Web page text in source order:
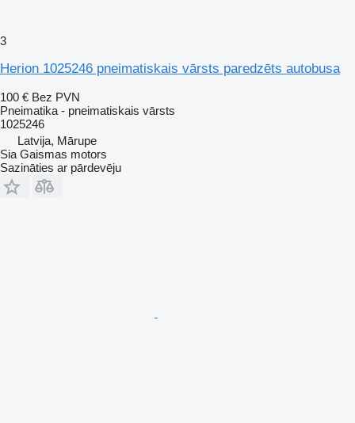
3
Herion 1025246 pneimatiskais vārsts paredzēts autobusa
100 € Bez PVN
Pneimatika - pneimatiskais vārsts
1025246
Latvija, Mārupe
Sia Gaismas motors
Sazināties ar pārdevēju